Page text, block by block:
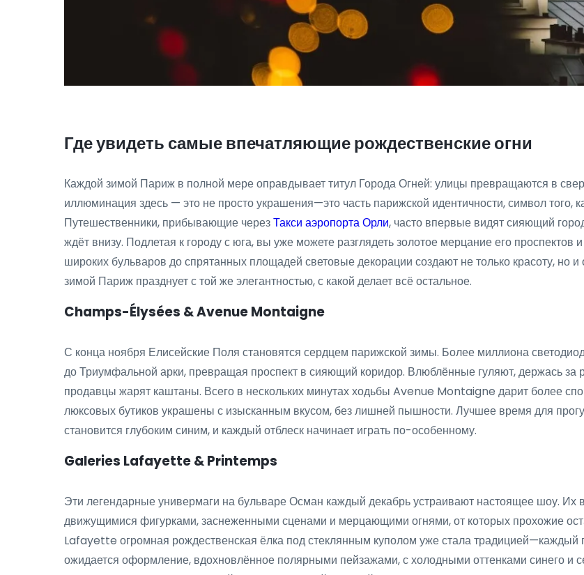
Где увидеть самые впечатляющие рождественские огни
Каждой зимой Париж в полной мере оправдывает титул Города Огней: улицы превращаются в
иллюминация здесь — это не просто украшения—это часть парижской идентичности, символ того,
Путешественники, прибывающие черезТакси аэропорта Орли, часто впервые видят сияющий
ждёт внизу. Подлетая к городу с юга, вы уже можете разглядеть золотое мерцание его
широких бульваров до спрятанных площадей световые декорации создают не только красоту, но
зимой Париж празднует с той же элегантностью, с какой делает всё остальное.
Champs-Élysées & Avenue Montaigne
С конца ноября Елисейские Поля становятся сердцем парижской зимы. Более миллиона
до Триумфальной арки, превращая проспект в сияющий коридор. Влюблённые гуляют, держась за
продавцы жарят каштаны. Всего в нескольких минутах ходьбы Avenue Montaigne дарит более
люксовых бутиков украшены с изысканным вкусом, без лишней пышности. Лучшее время для
становится глубоким синим, и каждый отблеск начинает играть по-особенному.
Galeries Lafayette & Printemps
Эти легендарные универмаги на бульваре Осман каждый декабрь устраивают настоящее шоу.
движущимися фигурками, заснеженными сценами и мерцающими огнями, от которых прохожие
Lafayette огромная рождественская ёлка под стеклянным куполом уже стала традицией—каждый
ожидается оформление, вдохновлённое полярными пейзажами, с холодными оттенками синего и